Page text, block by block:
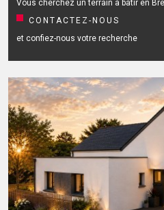
Vous cherchez un terrain à bâtir en
CONTACTEZ-NOUS
et confiez-nous votre recherche